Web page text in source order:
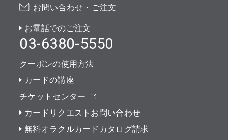
お問い合わせ・ご注文
お電話でのご注文
03-6380-5550
クーポンの使用方法
カードの講座
チケットセンター
カードリクエストお問い合わせ
無料オラクルカードカタログ請求